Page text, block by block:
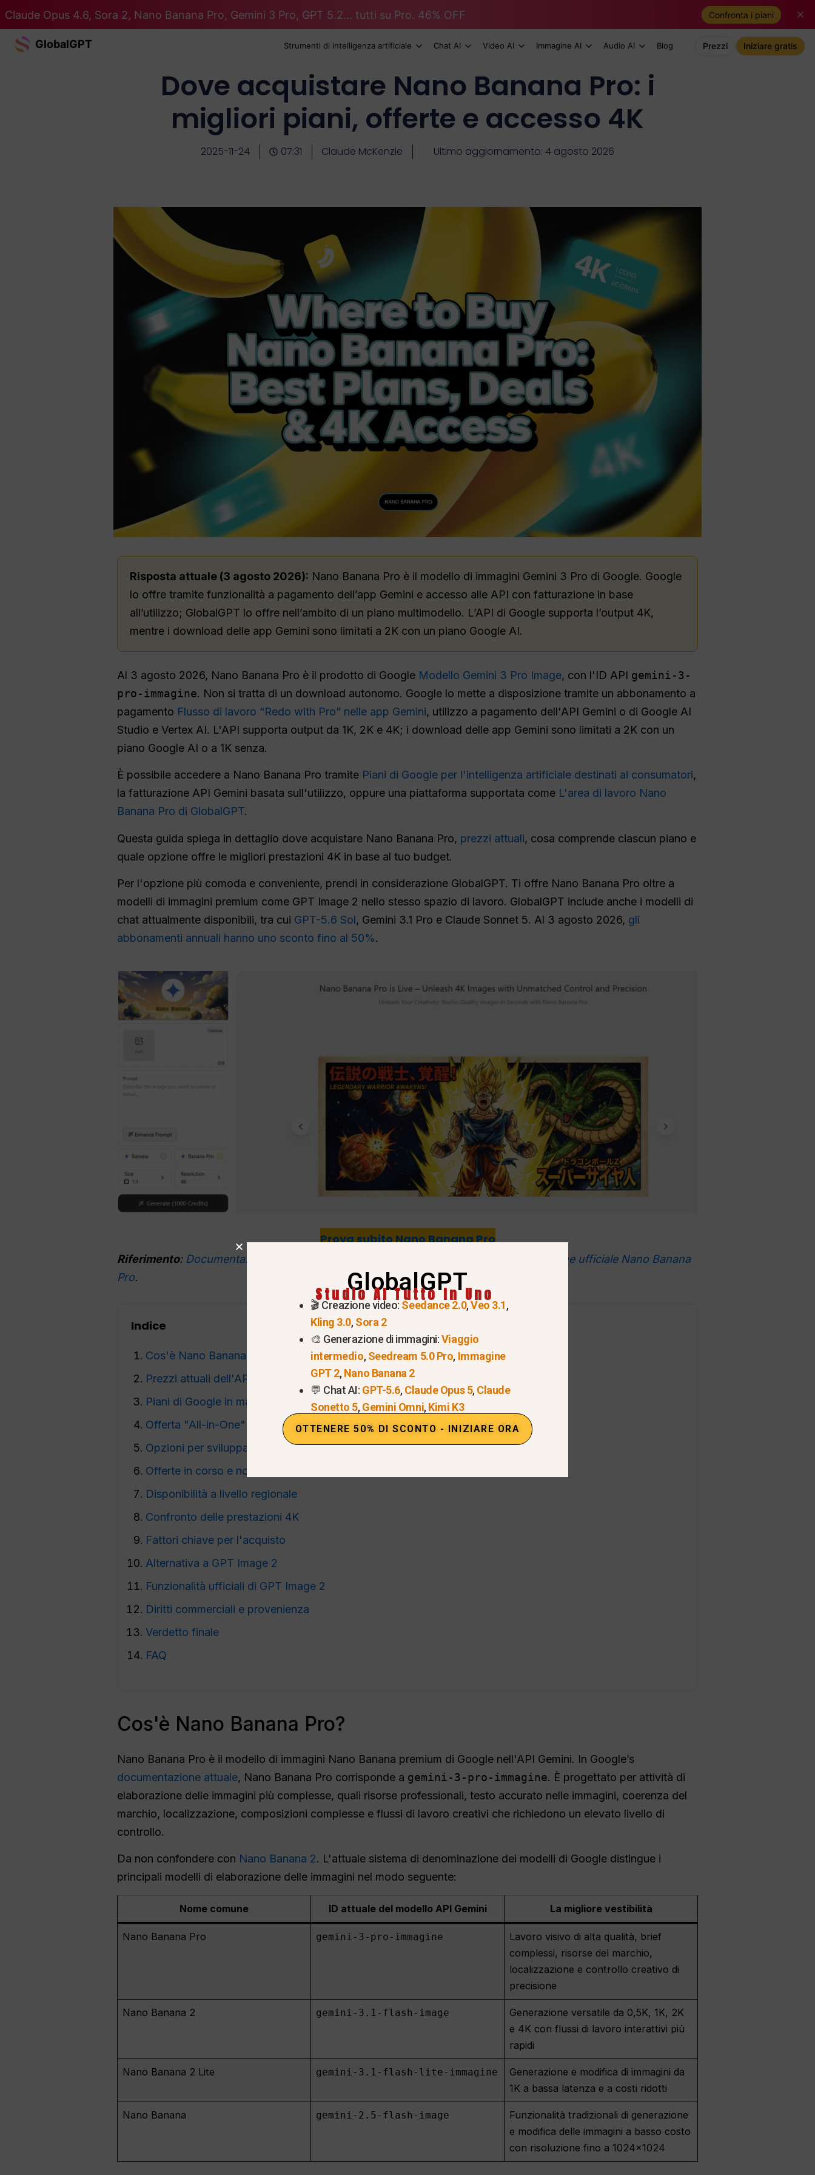
Claude Opus 4.6, Sora 2, Nano Banana Pro, Gemini 3 Pro, GPT 5.2... tutti su Pro. 46% OFF Confronta i piani
GlobalGPT Strumenti di intelligenza artificiale Chat AI Video AI Immagine AI Audio AI Blog Prezzi Iniziare gratis
Dove acquistare Nano Banana Pro: i
migliori piani, offerte e accesso 4K
2025-11-24 07:31 Claude McKenzie Ultimo aggiornamento: 4 agosto 2026
Risposta attuale (3 agosto 2026): Nano Banana Pro è il modello di immagini Gemini 3 Pro di Google. Google
lo offre tramite funzionalità a pagamento dell’app Gemini e accesso alle API con fatturazione in base
all’utilizzo; GlobalGPT lo offre nell’ambito di un piano multimodello. L’API di Google supporta l’output 4K,
mentre i download delle app Gemini sono limitati a 2K con un piano Google AI.
Al 3 agosto 2026, Nano Banana Pro è il prodotto di Google Modello Gemini 3 Pro Image, con l'ID API gemini-3-
pro-immagine. Non si tratta di un download autonomo. Google lo mette a disposizione tramite un abbonamento a
pagamento Flusso di lavoro “Redo with Pro” nelle app Gemini, utilizzo a pagamento dell'API Gemini o di Google AI
Studio e Vertex AI. L'API supporta output da 1K, 2K e 4K; i download delle app Gemini sono limitati a 2K con un
piano Google AI o a 1K senza.
È possibile accedere a Nano Banana Pro tramite Piani di Google per l'intelligenza artificiale destinati ai consumatori,
la fatturazione API Gemini basata sull'utilizzo, oppure una piattaforma supportata come L'area di lavoro Nano
Banana Pro di GlobalGPT.
Questa guida spiega in dettaglio dove acquistare Nano Banana Pro, prezzi attuali, cosa comprende ciascun piano e
quale opzione offre le migliori prestazioni 4K in base al tuo budget.
Per l'opzione più comoda e conveniente, prendi in considerazione GlobalGPT. Ti offre Nano Banana Pro oltre a
modelli di immagini premium come GPT Image 2 nello stesso spazio di lavoro. GlobalGPT include anche i modelli di
chat attualmente disponibili, tra cui GPT-5.6 Sol, Gemini 3.1 Pro e Claude Sonnet 5. Al 3 agosto 2026, gli
abbonamenti annuali hanno uno sconto fino al 50%.
Prova subito Nano Banana Pro
Riferimento: Documentazione ufficiale di Google Gemini 3 Pro
Documentazione ufficiale Nano Banana
Pro.
Indice
Cos'è Nano Banana Pro?
Prezzi attuali dell'API Nano Banana Pro
Piani di Google in materia di intelligenza artificiale
Offerta "All-in-One" GlobalGPT
Opzioni per sviluppatori e aziende
Offerte in corso e note sulle promozioni
Disponibilità a livello regionale
Confronto delle prestazioni 4K
Fattori chiave per l'acquisto
Alternativa a GPT Image 2
Funzionalità ufficiali di GPT Image 2
Diritti commerciali e provenienza
Verdetto finale
FAQ
Cos'è Nano Banana Pro?
Nano Banana Pro è il modello di immagini Nano Banana premium di Google nell'API Gemini. In Google’s
documentazione attuale, Nano Banana Pro corrisponde a gemini-3-pro-immagine. È progettato per attività di
elaborazione delle immagini più complesse, quali risorse professionali, testo accurato nelle immagini, coerenza del
marchio, localizzazione, composizioni complesse e flussi di lavoro creativi che richiedono un elevato livello di
controllo.
Da non confondere con Nano Banana 2. L'attuale sistema di denominazione dei modelli di Google distingue i
principali modelli di elaborazione delle immagini nel modo seguente:
Nome comune ID attuale del modello API Gemini La migliore vestibilità
Nano Banana Pro gemini-3-pro-immagine
Lavoro visivo di alta qualità, brief
complessi, risorse del marchio,
localizzazione e controllo creativo di
precisione
Nano Banana 2 gemini-3.1-flash-image
Generazione versatile da 0,5K, 1K, 2K
e 4K con flussi di lavoro interattivi più
rapidi
Nano Banana 2 Lite gemini-3.1-flash-lite-immagine
Generazione e modifica di immagini da
1K a bassa latenza e a costi ridotti
Nano Banana gemini-2.5-flash-image
Funzionalità tradizionali di generazione
e modifica delle immagini a basso costo
con risoluzione fino a 1024×1024
GlobalGPT
Studio AI Tutto In Uno
🎬 Creazione video: Seedance 2.0,Veo 3.1,
Kling 3.0,Sora 2
🎨 Generazione di immagini:Viaggio
intermedio,Seedream 5.0 Pro, Immagine
GPT 2,Nano Banana 2
💬 Chat AI: GPT-5.6,Claude Opus 5,Claude
Sonetto 5,Gemini Omni,Kimi K3
OTTENERE 50% DI SCONTO - INIZIARE ORA